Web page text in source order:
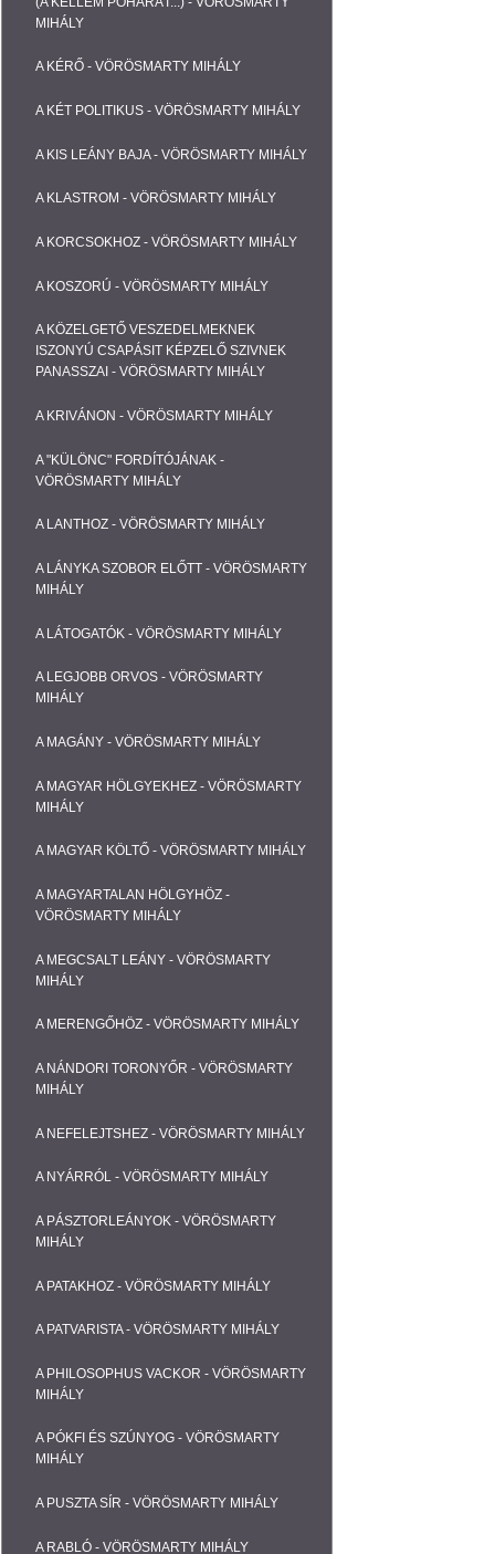
MIHÁLY
A KÉRŐ - VÖRÖSMARTY MIHÁLY
A KÉT POLITIKUS - VÖRÖSMARTY MIHÁLY
A KIS LEÁNY BAJA - VÖRÖSMARTY MIHÁLY
A KLASTROM - VÖRÖSMARTY MIHÁLY
A KORCSOKHOZ - VÖRÖSMARTY MIHÁLY
A KOSZORÚ - VÖRÖSMARTY MIHÁLY
A KÖZELGETŐ VESZEDELMEKNEK
ISZONYÚ CSAPÁSIT KÉPZELŐ SZIVNEK
PANASSZAI - VÖRÖSMARTY MIHÁLY
A KRIVÁNON - VÖRÖSMARTY MIHÁLY
A "KÜLÖNC" FORDÍTÓJÁNAK -
VÖRÖSMARTY MIHÁLY
A LANTHOZ - VÖRÖSMARTY MIHÁLY
A LÁNYKA SZOBOR ELŐTT - VÖRÖSMARTY
MIHÁLY
A LÁTOGATÓK - VÖRÖSMARTY MIHÁLY
A LEGJOBB ORVOS - VÖRÖSMARTY
MIHÁLY
A MAGÁNY - VÖRÖSMARTY MIHÁLY
A MAGYAR HÖLGYEKHEZ - VÖRÖSMARTY
MIHÁLY
A MAGYAR KÖLTŐ - VÖRÖSMARTY MIHÁLY
A MAGYARTALAN HÖLGYHÖZ -
VÖRÖSMARTY MIHÁLY
A MEGCSALT LEÁNY - VÖRÖSMARTY
MIHÁLY
A MERENGŐHÖZ - VÖRÖSMARTY MIHÁLY
A NÁNDORI TORONYŐR - VÖRÖSMARTY
MIHÁLY
A NEFELEJTSHEZ - VÖRÖSMARTY MIHÁLY
A NYÁRRÓL - VÖRÖSMARTY MIHÁLY
A PÁSZTORLEÁNYOK - VÖRÖSMARTY
MIHÁLY
A PATAKHOZ - VÖRÖSMARTY MIHÁLY
A PATVARISTA - VÖRÖSMARTY MIHÁLY
A PHILOSOPHUS VACKOR - VÖRÖSMARTY
MIHÁLY
A PÓKFI ÉS SZÚNYOG - VÖRÖSMARTY
MIHÁLY
A PUSZTA SÍR - VÖRÖSMARTY MIHÁLY
A RABLÓ - VÖRÖSMARTY MIHÁLY